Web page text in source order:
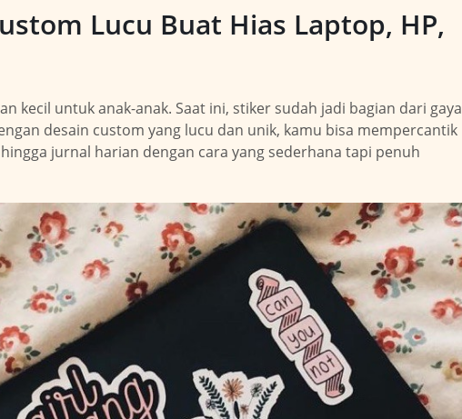
Lucu Buat Hias Laptop, HP,
kecil untuk anak-anak. Saat ini, stiker sudah jadi bagian dari gaya
desain custom yang lucu dan unik, kamu bisa mempercantik
jurnal harian dengan cara yang sederhana tapi penuh